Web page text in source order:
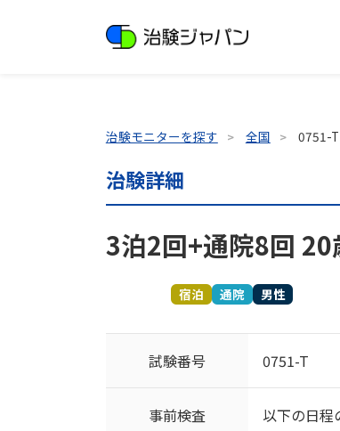
治験モニターを探す 全国 0751-T
治験詳細
3泊2回+通院8回
宿泊 通院 男性
試験番号 0751-T
事前検査 以下の日程